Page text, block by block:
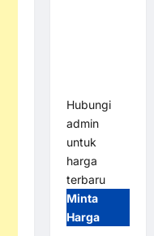
Hubungi
admin
untuk
harga
terbaru
Minta
Harga